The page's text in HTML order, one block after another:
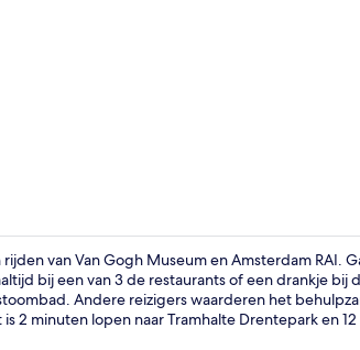
van Van Gogh Museum en Amsterdam RAI.
bij een van 3 de restaurants of een drankje bij
Andere reizigers waarderen het
2 minuten lopen naar Tramhalte Drentepark en 12